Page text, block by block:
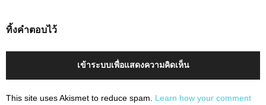
ทิ้งคำตอบไว้
เข้าระบบเพื่อแสดงความคิดเห็น
This site uses Akismet to reduce spam. Learn how your comment